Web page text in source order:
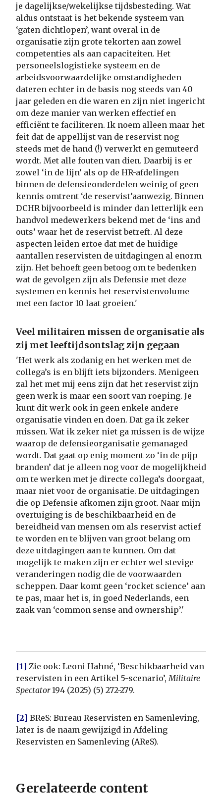
je dagelijkse/wekelijkse tijdsbesteding. Wat
aldus ontstaat is het bekende systeem van
‘gaten dichtlopen’, want overal in de
organisatie zijn grote tekorten aan zowel
competenties als aan capaciteiten. Het
personeelslogistieke systeem en de
arbeidsvoorwaardelijke omstandigheden
dateren echter in de basis nog steeds van 40
jaar geleden en die waren en zijn niet ingericht
om deze manier van werken effectief en
efficiënt te faciliteren. Ik noem alleen maar het
feit dat de appellijst van de reservist nog
steeds met de hand (!) verwerkt en gemuteerd
wordt. Met alle fouten van dien. Daarbij is er
zowel ‘in de lijn’ als op de HR-afdelingen
binnen de defensieonderdelen weinig of geen
kennis omtrent ‘de reservist’aanwezig. Binnen
DCHR bijvoorbeeld is minder dan letterlijk een
handvol medewerkers bekend met de ‘ins and
outs’ waar het de reservist betreft. Al deze
aspecten leiden ertoe dat met de huidige
aantallen reservisten de uitdagingen al enorm
zijn. Het behoeft geen betoog om te bedenken
wat de gevolgen zijn als Defensie met deze
systemen en kennis het reservistenvolume
met een factor 10 laat groeien.'
Veel militairen missen de organisatie als
zij met leeftijdsontslag zijn gegaan
'Het werk als zodanig en het werken met de
collega’s is en blijft iets bijzonders. Menigeen
zal het met mij eens zijn dat het reservist zijn
geen werk is maar een soort van roeping. Je
kunt dit werk ook in geen enkele andere
organisatie vinden en doen. Dat ga ik zeker
missen. Wat ik zeker niet ga missen is de wijze
waarop de defensieorganisatie gemanaged
wordt. Dat gaat op enig moment zo ‘in de pijp
branden’ dat je alleen nog voor de mogelijkheid
om te werken met je directe collega’s doorgaat,
maar niet voor de organisatie. De uitdagingen
die op Defensie afkomen zijn groot. Naar mijn
overtuiging is de beschikbaarheid en de
bereidheid van mensen om als reservist actief
te worden en te blijven van groot belang om
deze uitdagingen aan te kunnen. Om dat
mogelijk te maken zijn er echter wel stevige
veranderingen nodig die de voorwaarden
scheppen. Daar komt geen ‘rocket science’ aan
te pas, maar het is, in goed Nederlands, een
zaak van ‘common sense and ownership’.'
[1] Zie ook: Leoni Hahné, ‘Beschikbaarheid van
reservisten in een Artikel 5-scenario’, Militaire
Spectator194 (2025) (5) 272-279.
[2] BReS: Bureau Reservisten en Samenleving,
later is de naam gewijzigd in Afdeling
Reservisten en Samenleving (AReS).
Gerelateerde content